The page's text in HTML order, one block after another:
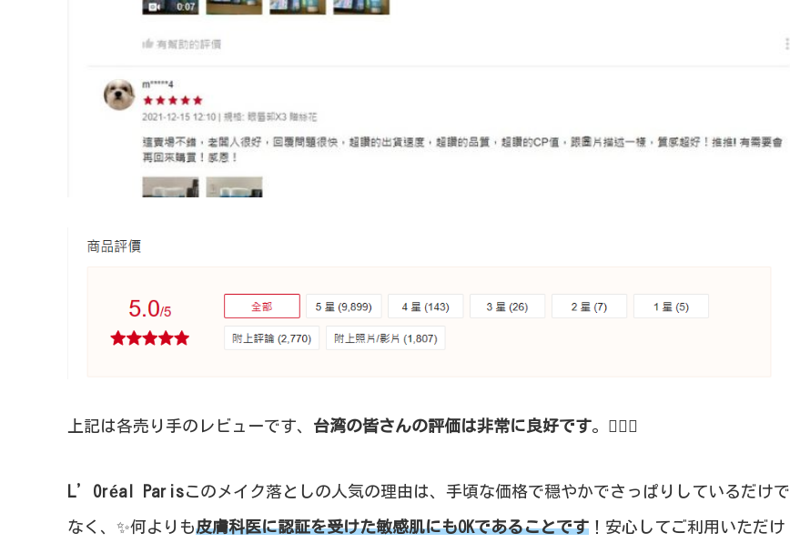
上記は各売り手のレビューです、 台湾の皆さんの評価は非常に良好です。❤️‍🔥✨
L’Oréal Parisこのメイク落としの人気の理由は、手頃な価格で穏やかでさっぱりしているだけで
なく、✨何よりも皮膚科医に認証を受けた敏感肌にもOKであることです ！安心してご利用いただけ